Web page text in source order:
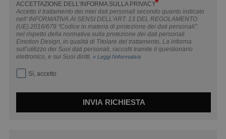
ACCETTAZIONE DELL'INFORMA SULLA PRIVACY
Accetto il trattamento dei miei dati personali secondo quanto indicato
nell' INFORMATIVA AI SENSI DELL’ART. 13 DEL REGOLAMENTO
(UE) 2016/679 “Codice in materia di protezione dei dati personali”:
nel rispetto della normativa sulla protezione dei dati personali
Emotion Design, in qualità di Titolare del trattamento, La informa
sull’utilizzo dei Suoi dati personali, raccolti tramite il questionario
elettronico, e sui Suoi diritti.» Leggi l'informativa
Sì, accetto
INVIA RICHIESTA